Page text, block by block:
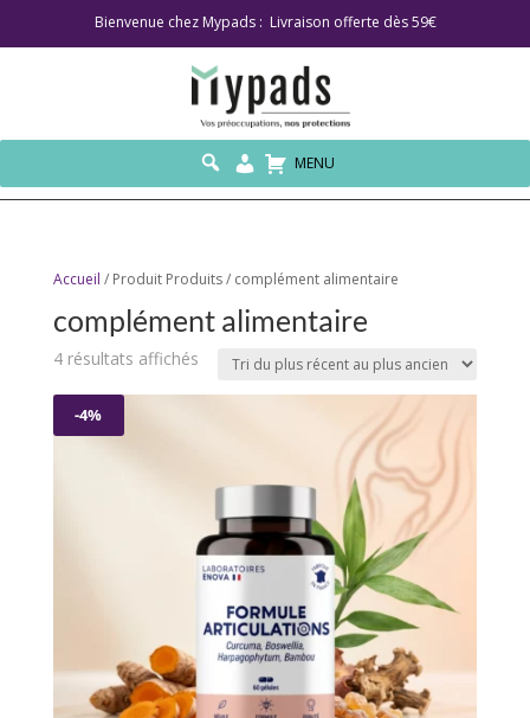
Bienvenue chez Mypads : Livraison offerte dès 59€
MENU
Accueil / Produit Produits / complément alimentaire
complément alimentaire
4 résultats affichésTrié
plus
ancien
-4%